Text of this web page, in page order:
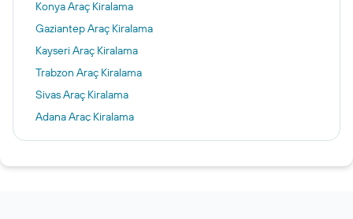
Konya Araç Kiralama
Gaziantep Araç Kiralama
Kayseri Araç Kiralama
Trabzon Araç Kiralama
Sivas Araç Kiralama
Adana Araç Kiralama
Van Araç Kiralama